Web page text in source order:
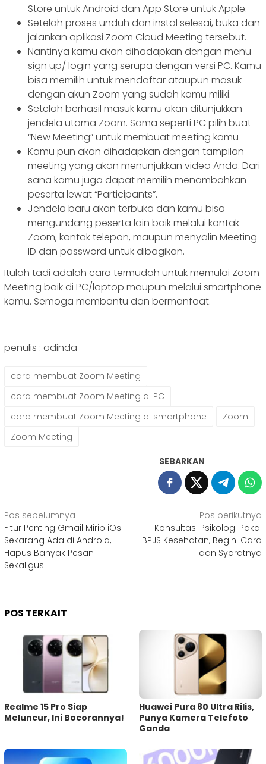
Store untuk Android dan App Store untuk Apple.
Setelah proses unduh dan instal selesai, buka dan
jalankan aplikasi Zoom Cloud Meeting tersebut.
Nantinya kamu akan dihadapkan dengan menu
sign up/ login yang serupa dengan versi PC. Kamu
bisa memilih untuk mendaftar ataupun masuk
dengan akun Zoom yang sudah kamu miliki.
Setelah berhasil masuk kamu akan ditunjukkan
jendela utama Zoom. Sama seperti PC pilih buat
“New Meeting” untuk membuat meeting kamu
Kamu pun akan dihadapkan dengan tampilan
meeting yang akan menunjukkan video Anda. Dari
sana kamu juga dapat memilih menambahkan
peserta lewat “Participants”.
Jendela baru akan terbuka dan kamu bisa
mengundang peserta lain baik melalui kontak
Zoom, kontak telepon, maupun menyalin Meeting
ID dan password untuk dibagikan.
Itulah tadi adalah cara termudah untuk memulai Zoom
Meeting baik di PC/laptop maupun melalui smartphone
kamu. Semoga membantu dan bermanfaat.
penulis : adinda
cara membuat Zoom Meeting
cara membuat Zoom Meeting di PC
cara membuat Zoom Meeting di smartphone
Zoom
Zoom Meeting
SEBARKAN
Navigasi
pos
Pos sebelumnya
Fitur Penting Gmail Mirip iOs
Sekarang Ada di Android,
Hapus Banyak Pesan
Sekaligus
Pos berikutnya
Konsultasi Psikologi Pakai
BPJS Kesehatan, Begini Cara
dan Syaratnya
POS TERKAIT
Realme 15 Pro Siap
Meluncur, Ini Bocorannya!
Huawei Pura 80 Ultra Rilis,
Punya Kamera Telefoto
Ganda